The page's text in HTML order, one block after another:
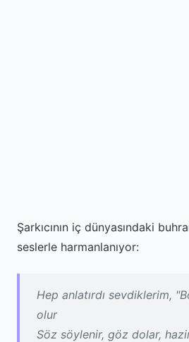
Şarkıcının iç dünyasındaki
seslerle harmanlanıyor:
Hep anlatırdı sevdiklerim,
olur
Söz söylenir, göz dolar,